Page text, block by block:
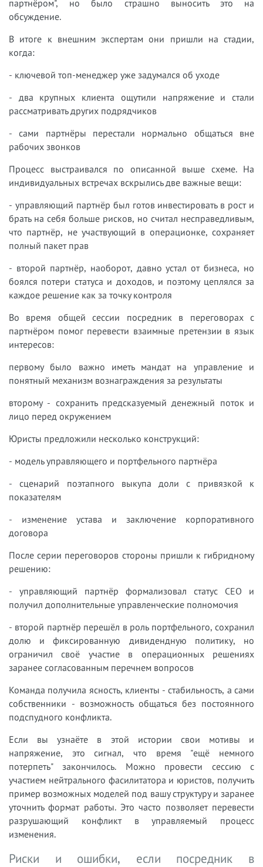
партнёром", но было страшно выносить это на
обсуждение.
В итоге к внешним экспертам они пришли на стадии,
когда:
- ключевой топ-менеджер уже задумался об уходе
- два крупных клиента ощутили напряжение и стали
рассматривать других подрядчиков
- сами партнёры перестали нормально общаться вне
рабочих звонков
Процесс выстраивался по описанной выше схеме. На
индивидуальных встречах вскрылись две важные вещи:
- управляющий партнёр был готов инвестировать в рост и
брать на себя больше рисков, но считал несправедливым,
что партнёр, не участвующий в операционке, сохраняет
полный пакет прав
- второй партнёр, наоборот, давно устал от бизнеса, но
боялся потери статуса и доходов, и поэтому цеплялся за
каждое решение как за точку контроля
Во время общей сессии посредник в переговорах с
партнёром помог перевести взаимные претензии в язык
интересов:
первому было важно иметь мандат на управление и
понятный механизм вознаграждения за результаты
второму - сохранить предсказуемый денежный поток и
лицо перед окружением
Юристы предложили несколько конструкций:
- модель управляющего и портфельного партнёра
- сценарий поэтапного выкупа доли с привязкой к
показателям
- изменение устава и заключение корпоративного
договора
После серии переговоров стороны пришли к гибридному
решению:
- управляющий партнёр формализовал статус CEO и
получил дополнительные управленческие полномочия
- второй партнёр перешёл в роль портфельного, сохранил
долю и фиксированную дивидендную политику, но
ограничил своё участие в операционных решениях
заранее согласованным перечнем вопросов
Команда получила ясность, клиенты - стабильность, а сами
собственники - возможность общаться без постоянного
подспудного конфликта.
Если вы узнаёте в этой истории свои мотивы и
напряжение, это сигнал, что время "ещё немного
потерпеть" закончилось. Можно провести сессию с
участием нейтрального фасилитатора и юристов, получить
пример возможных моделей под вашу структуру и заранее
уточнить формат работы. Это часто позволяет перевести
разрушающий конфликт в управляемый процесс
изменения.
Риски и ошибки, если посредник в